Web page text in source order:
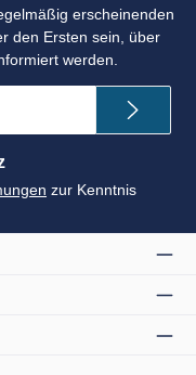
erscheinenden
den Ersten sein, über
werden.
zur Kenntnis